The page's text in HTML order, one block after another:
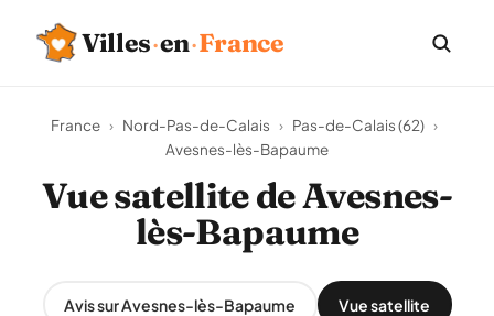
Villes·en·France
France › Nord-Pas-de-Calais › Pas-de-Calais (62) ›
Avesnes-lès-Bapaume
Vue satellite de Avesnes-
lès-Bapaume
Avis sur Avesnes-lès-Bapaume Vue satellite